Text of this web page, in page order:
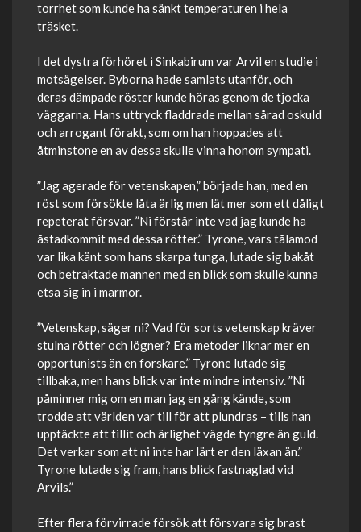
torrhet som kunde ha sänkt temperaturen i hela
träsket.
I det dystra förhöret i Sinkabirum var Arvil en studie i
motsägelser. Byborna hade samlats utanför, och
deras dämpade röster kunde höras genom de tjocka
väggarna. Hans uttryck fladdrade mellan sårad oskuld
och arrogant förakt, som om han hoppades att
åtminstone en av dessa skulle vinna honom sympati.
”Jag agerade för vetenskapen,” började han, med en
röst som försökte låta ärlig men lät mer som ett dåligt
repeterat försvar. ”Ni förstår inte vad jag kunde ha
åstadkommit med dessa rötter.” Tyrone, vars tålamod
var lika känt som hans skarpa tunga, lutade sig bakåt
och betraktade mannen med en blick som skulle kunna
etsa sig in i marmor.
”Vetenskap, säger ni? Vad för sorts vetenskap kräver
stulna rötter och lögner? Era metoder liknar mer en
opportunists än en forskare.” Tyrone lutade sig
tillbaka, men hans blick var inte mindre intensiv. ”Ni
påminner mig om en man jag en gång kände, som
trodde att världen var till för att plundras – tills han
upptäckte att tillit och ärlighet vägde tyngre än guld.
Det verkar som att ni inte har lärt er den läxan än.”
Tyrone lutade sig fram, hans blick fastnaglad vid
Arvils.”
Efter flera förvirrade försök att försvara sig brast